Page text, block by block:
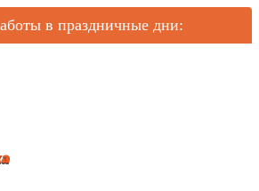
в праздничные дни: